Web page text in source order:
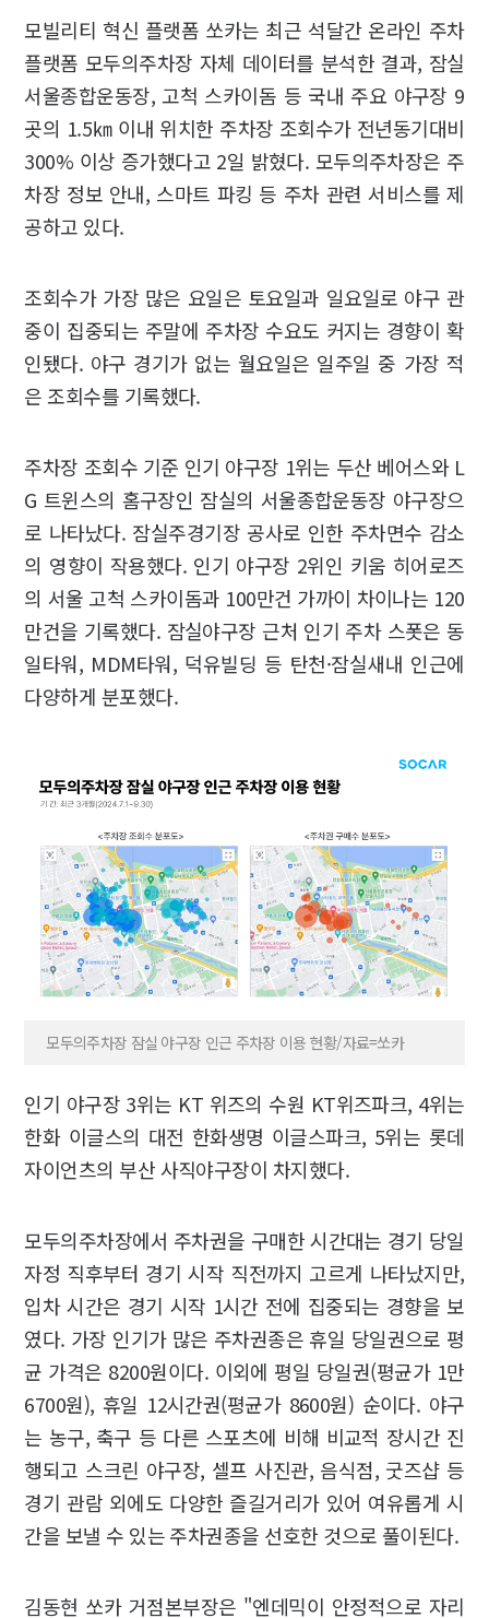
모빌리티 혁신 플랫폼 쏘카는 최근 석달간 온라인 주차
플랫폼 모두의주차장 자체 데이터를 분석한 결과, 잠실
서울종합운동장, 고척 스카이돔 등 국내 주요 야구장 9
곳의 1.5㎞ 이내 위치한 주차장 조회수가 전년동기대비
300% 이상 증가했다고 2일 밝혔다. 모두의주차장은 주
차장 정보 안내, 스마트 파킹 등 주차 관련 서비스를 제
공하고 있다.
조회수가 가장 많은 요일은 토요일과 일요일로 야구 관
중이 집중되는 주말에 주차장 수요도 커지는 경향이 확
인됐다. 야구 경기가 없는 월요일은 일주일 중 가장 적
은 조회수를 기록했다.
주차장 조회수 기준 인기 야구장 1위는 두산 베어스와 L
G 트윈스의 홈구장인 잠실의 서울종합운동장 야구장으
로 나타났다. 잠실주경기장 공사로 인한 주차면수 감소
의 영향이 작용했다. 인기 야구장 2위인 키움 히어로즈
의 서울 고척 스카이돔과 100만건 가까이 차이나는 120
만건을 기록했다. 잠실야구장 근처 인기 주차 스폿은 동
일타워, MDM타워, 덕유빌딩 등 탄천·잠실새내 인근에
다양하게 분포했다.
모두의주차장 잠실 야구장 인근 주차장 이용 현황/자료=쏘카
인기 야구장 3위는 KT 위즈의 수원 KT위즈파크, 4위는
한화 이글스의 대전 한화생명 이글스파크, 5위는 롯데
자이언츠의 부산 사직야구장이 차지했다.
모두의주차장에서 주차권을 구매한 시간대는 경기 당일
자정 직후부터 경기 시작 직전까지 고르게 나타났지만,
입차 시간은 경기 시작 1시간 전에 집중되는 경향을 보
였다. 가장 인기가 많은 주차권종은 휴일 당일권으로 평
균 가격은 8200원이다. 이외에 평일 당일권(평균가 1만
6700원), 휴일 12시간권(평균가 8600원) 순이다. 야구
는 농구, 축구 등 다른 스포츠에 비해 비교적 장시간 진
행되고 스크린 야구장, 셀프 사진관, 음식점, 굿즈샵 등
경기 관람 외에도 다양한 즐길거리가 있어 여유롭게 시
간을 보낼 수 있는 주차권종을 선호한 것으로 풀이된다.
김동현 쏘카 거점본부장은 "엔데믹이 안정적으로 자리